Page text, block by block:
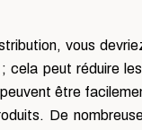
vous
; cela peut réduire
être
De